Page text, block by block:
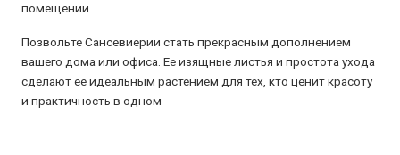
помещении
Позвольте Сансевиерии стать прекрасным дополнением
вашего дома или офиса. Ее изящные листья и простота ухода
сделают ее идеальным растением для тех, кто ценит красоту
и практичность в одном